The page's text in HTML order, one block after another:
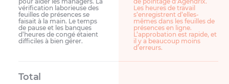
vérification laborieuse des
feuilles de présences se
faisait à la main. Le temps
de pause et les banques
d’heures de congé étaient
difficiles à bien gérer.
Les heures de travail
s’enregistrent d’elles-
mêmes dans les feuilles de
présences en ligne.
L’approbation est rapide, et
il y a beaucoup moins
d’erreurs.